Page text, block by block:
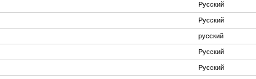
Русский
Русский
русский
Русский
Русский